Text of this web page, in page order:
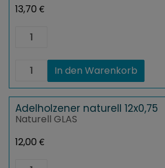
13,70 €
Adelholzener
Classic
Adelholzener
Classic
12x1,00
Menge
In den Warenkorb
Adelholzener naturell 12x0,75
Naturell GLAS
12,00 €
Adelholzener